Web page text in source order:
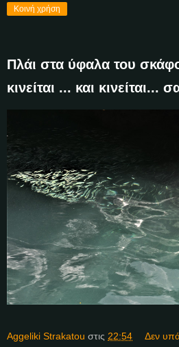
Κοινή χρήση
Πλάι στα ύφαλα του
κινείται ... και κινείται...
Aggeliki Strakatou στις 22:54 Δεν